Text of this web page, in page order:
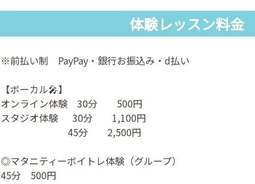
体験レッスン料金
※前払い制 PayPay・銀行お振込み・d払い
【ボーカル🎤】
オンライン体験 30分 500円
スタジオ体験 30分 1,100円
45分 2,500円
◎マタニティーボイトレ体験（グループ）
45分 500円